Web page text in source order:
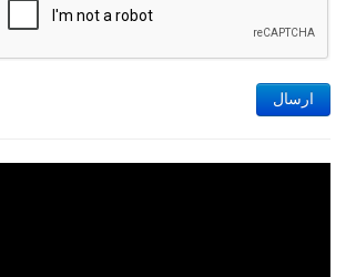
ارسال